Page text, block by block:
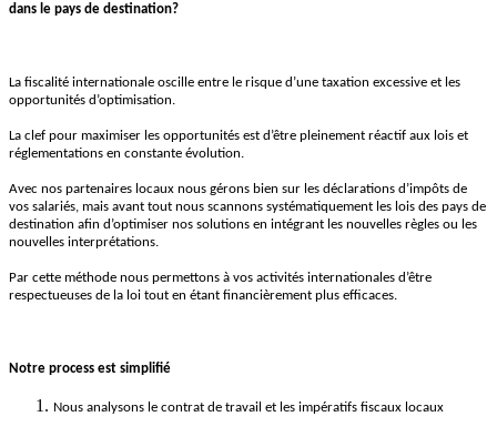
dans le pays de destination?
La fiscalité internationale oscille entre le risque d’une taxation excessive et les
opportunités d’optimisation.
La clef pour maximiser les opportunités est d’être pleinement réactif aux lois et
réglementations en constante évolution.
Avec nos partenaires locaux nous gérons bien sur les déclarations d’impôts de
vos salariés, mais avant tout nous scannons systématiquement les lois des pays de
destination afin d’optimiser nos solutions en intégrant les nouvelles règles ou les
nouvelles interprétations.
Par cette méthode nous permettons à vos activités internationales d’être
respectueuses de la loi tout en étant financièrement plus efficaces.
Notre process est simplifié
Nous analysons le contrat de travail et les impératifs fiscaux locaux